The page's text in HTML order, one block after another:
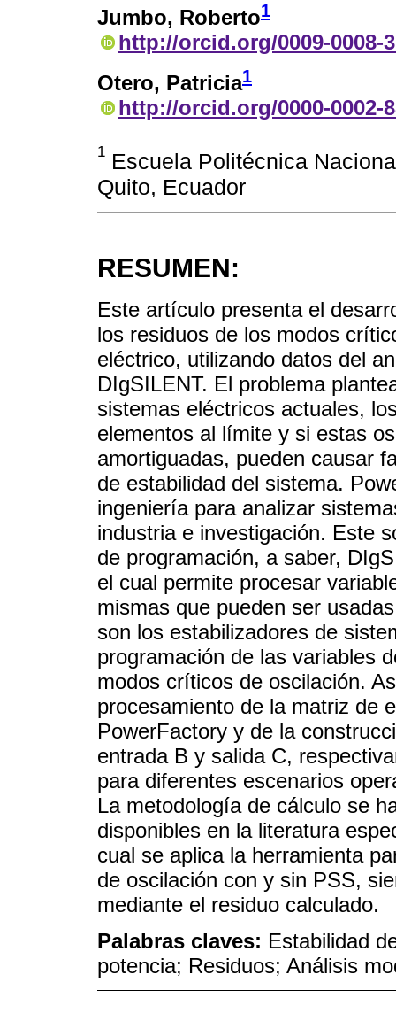
Jumbo, Roberto1
http://orcid.org/0009-0008-
Otero, Patricia1
http://orcid.org/0000-0002-
1 Escuela Politécnica
Quito, Ecuador
RESUMEN:
Este artículo presenta el
los residuos de los modos
eléctrico, utilizando datos del
DIgSILENT. El problema
sistemas eléctricos actuales,
elementos al límite y si estas
amortiguadas, pueden causar
de estabilidad del sistema.
ingeniería para analizar
industria e investigación. Este
de programación, a saber,
el cual permite procesar
mismas que pueden ser
son los estabilizadores de
programación de las variables
modos críticos de oscilación.
procesamiento de la matriz de
PowerFactory y de la
entrada B y salida C,
para diferentes escenarios
La metodología de cálculo se
disponibles en la literatura
cual se aplica la herramienta
de oscilación con y sin PSS,
mediante el residuo calculado.
Palabras claves: Estabilidad
potencia; Residuos; Análisis